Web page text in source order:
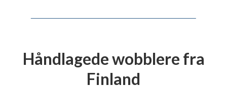
Håndlagede wobblere fra
Finland